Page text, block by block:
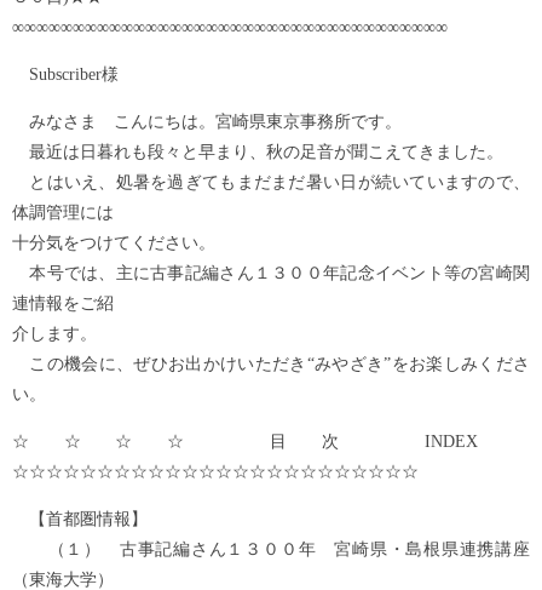
∞∞∞∞∞∞∞∞∞∞∞∞∞∞∞∞∞∞∞∞∞∞∞∞∞∞∞∞∞∞∞∞∞∞∞∞
Subscriber様
みなさま こんにちは。宮崎県東京事務所です。
最近は日暮れも段々と早まり、秋の足音が聞こえてきました。
とはいえ、処暑を過ぎてもまだまだ暑い日が続いていますので、
体調管理には
十分気をつけてください。
本号では、主に古事記編さん１３００年記念イベント等の宮崎関
連情報をご紹
介します。
この機会に、ぜひお出かけいただき“みやざき”をお楽しみくださ
い。
☆☆☆☆ 目次 INDEX
☆☆☆☆☆☆☆☆☆☆☆☆☆☆☆☆☆☆☆☆☆☆☆☆
【首都圏情報】
（１） 古事記編さん１３００年 宮崎県・島根県連携講座
（東海大学）